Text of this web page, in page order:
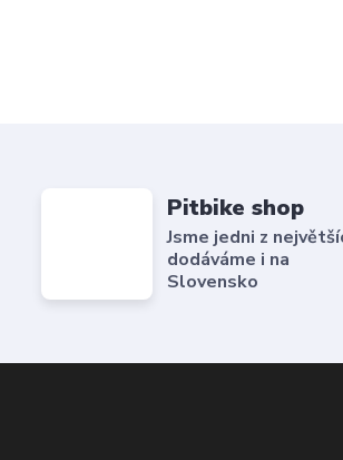
Pitbike shop
Jsme jedni z
dodáváme i na
Slovensko